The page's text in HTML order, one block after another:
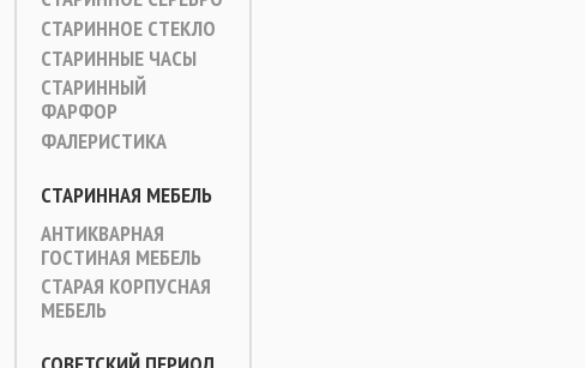
СТАРИННОЕ СТЕКЛО
СТАРИННЫЕ ЧАСЫ
СТАРИННЫЙ
ФАРФОР
ФАЛЕРИСТИКА
СТАРИННАЯ МЕБЕЛЬ
АНТИКВАРНАЯ
ГОСТИНАЯ МЕБЕЛЬ
СТАРАЯ КОРПУСНАЯ
МЕБЕЛЬ